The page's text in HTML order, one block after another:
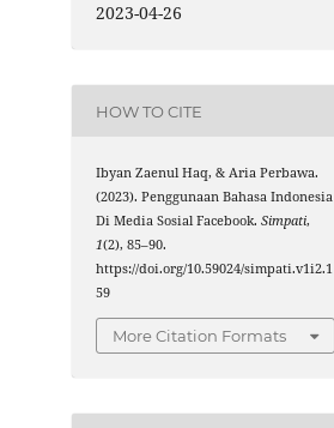
2023-04-26
HOW TO CITE
Ibyan Zaenul Haq, & Aria Perbawa.
(2023). Penggunaan Bahasa Indonesia
Di Media Sosial Facebook.Simpati,
1(2), 85–90.
https://doi.org/10.59024/simpati.v1i2.1
59
More Citation Formats